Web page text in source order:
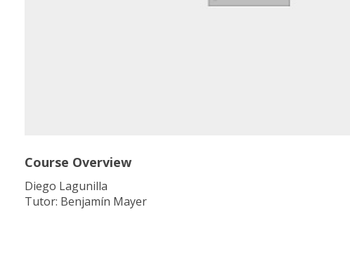
Course Overview
Diego Lagunilla
Tutor: Benjamín Mayer